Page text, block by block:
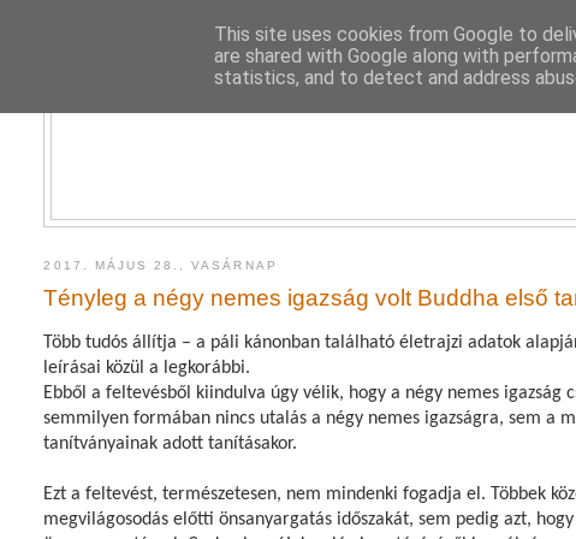
2017. MÁJUS 28., VASÁRNAP
Tényleg a négy nemes igazság volt Buddha első
Több tudós állítja – a páli kánonban található életrajzi adatok
leírásai közül a legkorábbi.
Ebből a feltevésből kiindulva úgy vélik, hogy a négy nemes
semmilyen formában nincs utalás a négy nemes igazságra, sem a
tanítványainak adott tanításakor.
Ezt a feltevést, természetesen, nem mindenki fogadja el. Többek
megvilágosodás előtti önsanyargatás időszakát, sem pedig azt,
This site uses cookies from Google to
are shared with Google along with
statistics, and to detect and address